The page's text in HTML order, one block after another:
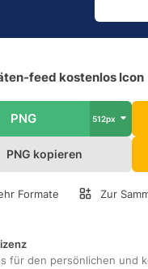
feed kostenlos Icon
PNG 512px
PNG kopieren
Formate Zur
für den persönlichen und